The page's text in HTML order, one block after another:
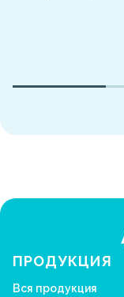
ПРОДУКЦИЯ
Вся продукция